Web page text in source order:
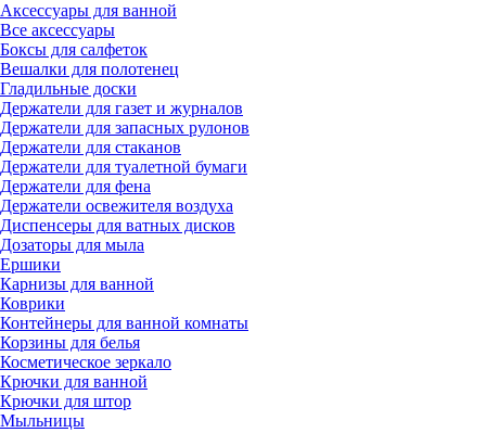
Аксессуары для ванной
Все аксессуары
Боксы для салфеток
Вешалки для полотенец
Гладильные доски
Держатели для газет и журналов
Держатели для запасных рулонов
Держатели для стаканов
Держатели для туалетной бумаги
Держатели для фена
Держатели освежителя воздуха
Диспенсеры для ватных дисков
Дозаторы для мыла
Ершики
Карнизы для ванной
Коврики
Контейнеры для ванной комнаты
Корзины для белья
Косметическое зеркало
Крючки для ванной
Крючки для штор
Мыльницы